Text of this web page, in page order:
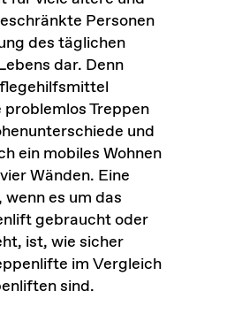
Personen
des täglichen
dar. Denn
Treppen
und
ein mobiles Wohnen
Wänden. Eine
es um das
gebraucht oder
ist, wie sicher
im Vergleich
sind.